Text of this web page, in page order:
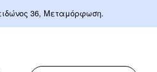
36, Μεταμόρφωση.